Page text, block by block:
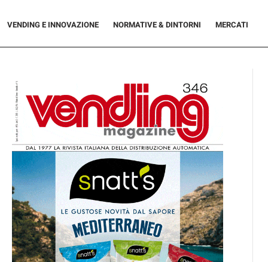
VENDING E INNOVAZIONE NORMATIVE & DINTORNI MERCATI